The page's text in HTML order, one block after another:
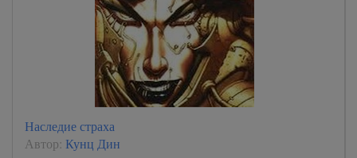
Наследие страха
Автор: Кунц Дин